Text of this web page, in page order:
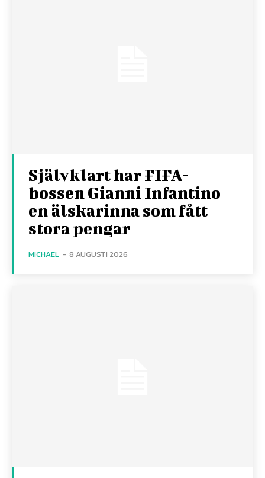
Självklart har FIFA-
bossen Gianni Infantino
en älskarinna som fått
stora pengar
MICHAEL - 8 AUGUSTI 2026